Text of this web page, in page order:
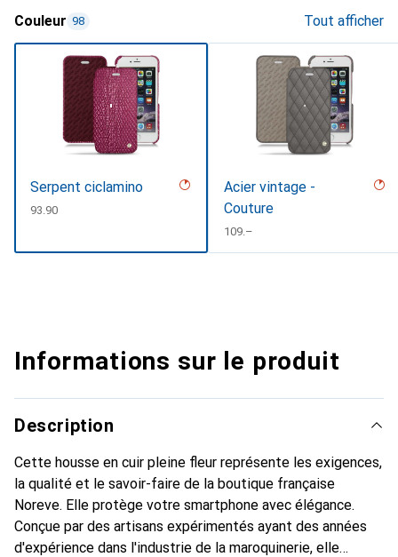
Couleur 98 Tout afficher
Serpent ciclamino
CHF
93.90
Acier vintage -
Couture
CHF
109.–
Informations sur le produit
Description
Cette housse en cuir pleine fleur représente les exigences,
la qualité et le savoir-faire de la boutique française
Noreve. Elle protège votre smartphone avec élégance.
Conçue par des artisans expérimentés ayant des années
d'expérience dans l'industrie de la maroquinerie, elle